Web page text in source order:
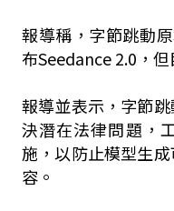
報導稱，字節跳動
布Seedance 2.0，
報導並表示，字節
決潛在法律問題，
施，以防止模型生
容。